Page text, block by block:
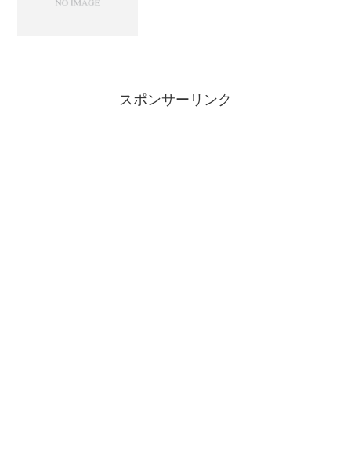
スポンサーリンク